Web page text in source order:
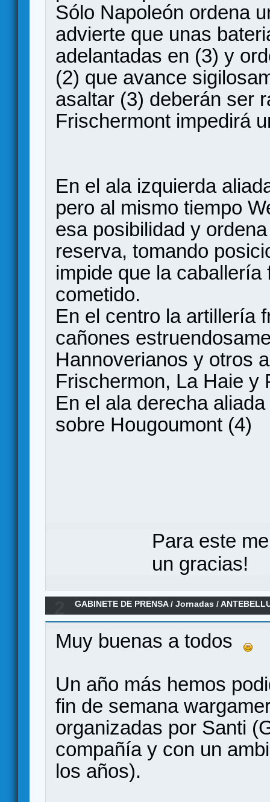
Sólo Napoleón ordena
advierte que unas
adelantadas en (3) y
(2) que avance
asaltar (3) deberán ser
Frischermont impedirá
En el ala izquierda
pero al mismo tiempo
esa posibilidad y
reserva, tomando
impide que la
cometido.
En el centro la artillería
cañones
Hannoverianos y otros
Frischermon, La Haie y
En el ala derecha
sobre Hougoumont (4)
Para este
un gracias!
GABINETE DE PRENSA/Jornadas /
las jornadas -
Muy buenas a todos
Un año más hemos
fin de semana
organizadas por Santi
compañía y con un
los años).